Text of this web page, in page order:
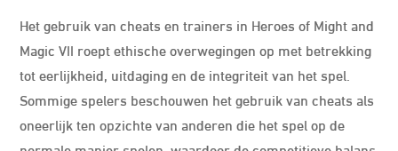
Het gebruik van cheats en trainers in Heroes of Might and
Magic VII roept ethische overwegingen op met betrekking
tot eerlijkheid, uitdaging en de integriteit van het spel.
Sommige spelers beschouwen het gebruik van cheats als
oneerlijk ten opzichte van anderen die het spel op de